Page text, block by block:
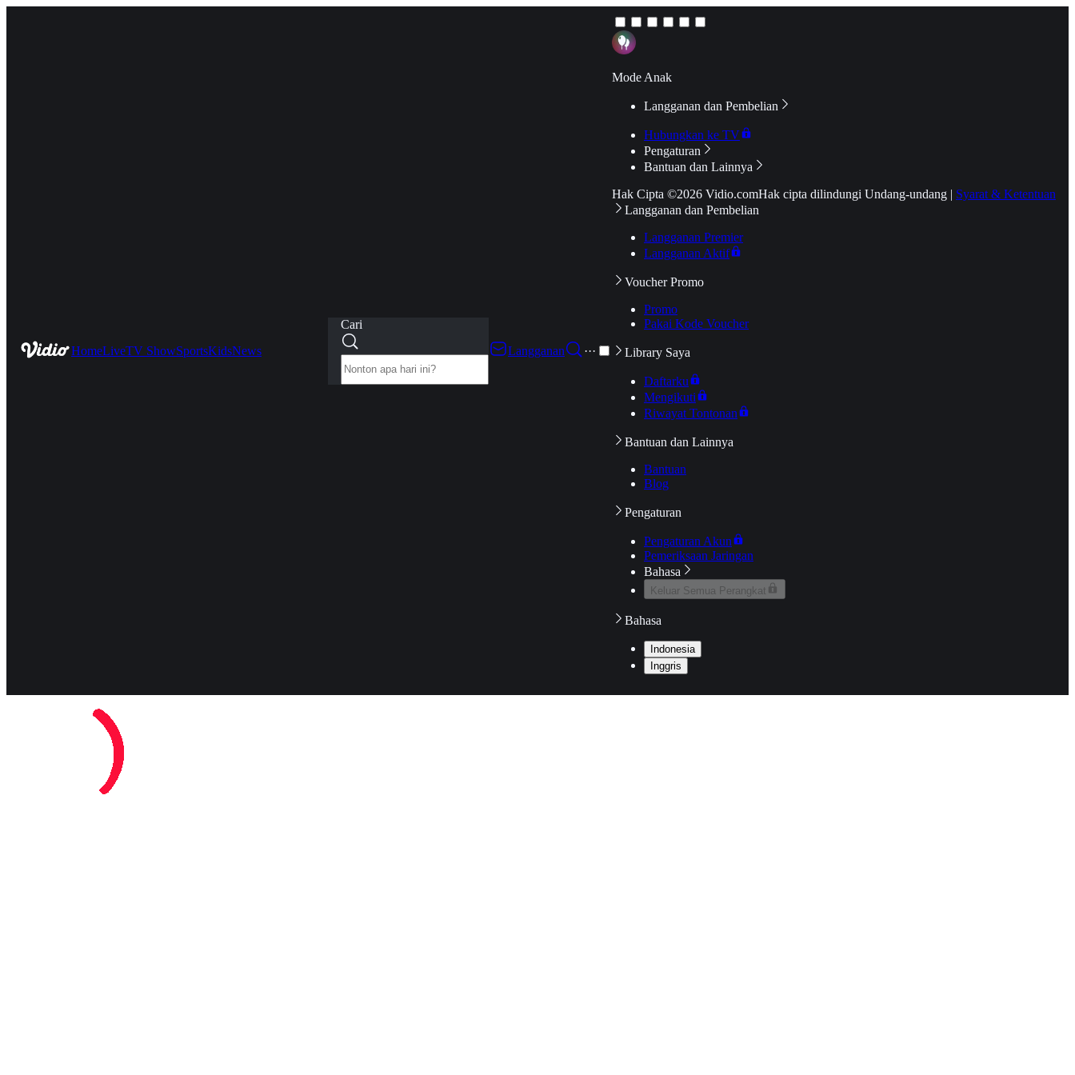
HomeLiveTV ShowSportsKidsNews
Cari
Langganan
···
Mode Anak
Langganan dan Pembelian
Hubungkan ke TV
Pengaturan
Bantuan dan Lainnya
Hak Cipta ©2026 Vidio.comHak cipta dilindungi Undang-undang | Syarat & Ketentuan
Langganan dan Pembelian
Langganan Premier
Langganan Aktif
Voucher Promo
Promo
Pakai Kode Voucher
Library Saya
Daftarku
Mengikuti
Riwayat Tontonan
Bantuan dan Lainnya
Bantuan
Blog
Pengaturan
Pengaturan Akun
Pemeriksaan Jaringan
Bahasa
Keluar Semua Perangkat
Bahasa
Indonesia
Inggris